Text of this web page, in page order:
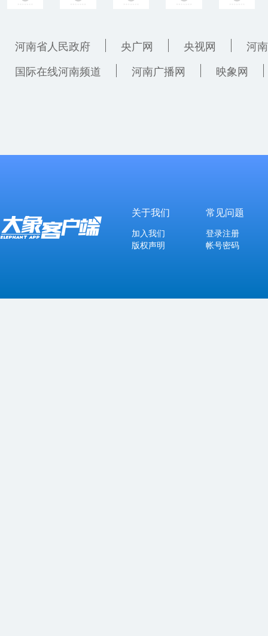
河南省人民政府 央广网 央视网
河
国际在线河南频道
河南广播网 映象网
关于我们
加入我们
版权声明
常见问题
登录注册
帐号密码